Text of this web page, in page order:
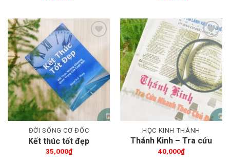
Thêm wishlist
ĐỜI SỐNG CƠ ĐỐC
Kết thúc tốt đẹp
35,000₫
Thêm wishlist
HỌC KINH THÁNH
Thánh Kinh – Tra cứu
nhanh theo chủ đề
40,000₫